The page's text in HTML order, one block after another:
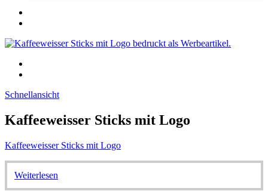
Schnellansicht
Kaffeeweisser Sticks mit Logo
Kaffeeweisser Sticks mit Logo
Weiterlesen